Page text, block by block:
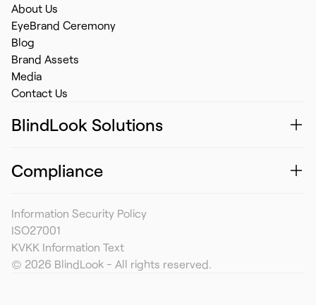
About Us
EyeBrand Ceremony
Blog
Brand Assets
Media
Contact Us
BlindLook Solutions
Compliance
Information Security Policy
ISO27001
KVKK Information Text
© 2026 BlindLook - All rights reserved.